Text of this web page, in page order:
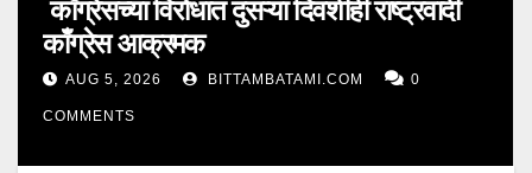
काँग्रेसच्या विरोधात दुसऱ्या दिवशीही राष्ट्रवादी
काँग्रेस आक्रमक
AUG 5, 2026 BITTAMBATAMI.COM 0
COMMENTS